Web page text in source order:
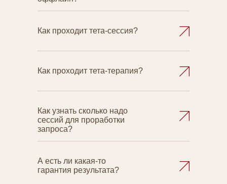
Как проходит тета-сессия?
Как проходит тета-терапия?
Как узнать сколько надо
сессий для проработки
запроса?
А есть ли какая-то
гарантия результата?